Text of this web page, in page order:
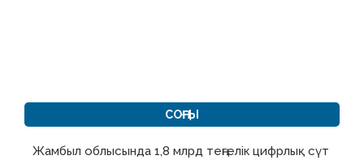
СОҢҒЫ
Жамбыл облысында 1,8 млрд теңгелік цифрлық сүт